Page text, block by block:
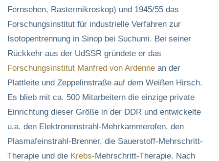
Fernsehen, Rastermikroskop) und 1945/55 das
Forschungsinstitut für industrielle Verfahren zur
Isotopentrennung in Sinop bei Suchumi. Bei seiner
Rückkehr aus der UdSSR gründete er das
Forschungsinstitut Manfred von Ardenne an der
Plattleite und Zeppelinstraße auf dem Weißen Hirsch.
Es blieb mit ca. 500 Mitarbeitern die einzige private
Einrichtung dieser Größe in der DDR und entwickelte
u.a. den Elektronenstrahl-Mehrkammerofen, den
Plasmafeinstrahl-Brenner, die Sauerstoff-Mehrschritt-
Therapie und die Krebs-Mehrschritt-Therapie. Nach